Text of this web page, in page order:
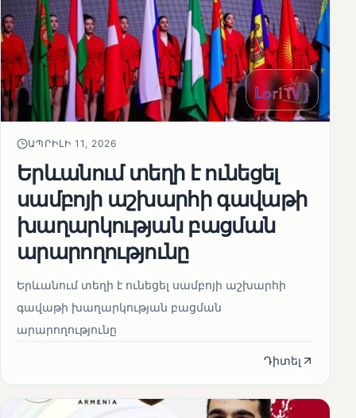
ԱՊՐԻԼԻ 11, 2026
Երևանում տեղի է ունեցել
սամբոյի աշխարհի գավաթի
խաղարկության բացման
արարողությունը
Երևանում տեղի է ունեցել սամբոյի աշխարհի
գավաթի խաղարկության բացման
արարողությունը
Դիտել